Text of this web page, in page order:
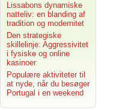
Lissabons dynamiske
natteliv: en blanding af
tradition og modernitet
Den strategiske
skillelinje: Aggressivitet
i fysiske og online
kasinoer
Populære aktiviteter til
at nyde, når du besøger
Portugal i en weekend